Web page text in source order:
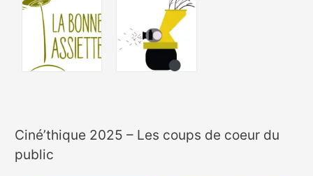
Ciné’thique 2025 – Les coups de coeur du
public